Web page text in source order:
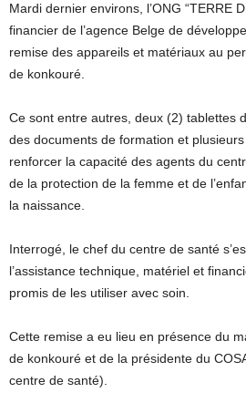
Mardi dernier environs, l’ONG “TERRE
financier de l’agence Belge de
remise des appareils et matériaux au
de konkouré.
Ce sont entre autres, deux (2) tablettes
des documents de formation et
renforcer la capacité des agents du
de la protection de la femme et de
la naissance.
Interrogé, le chef du centre de santé
l’assistance technique, matériel et
promis de les utiliser avec soin.
Cette remise a eu lieu en présence du
de konkouré et de la présidente du
centre de santé).